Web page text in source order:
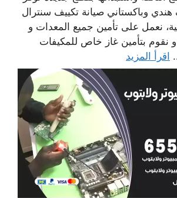
وباكستاني صيانة تكييف سنترال
نعمل على تأمين جميع المعدات و
و نقوم بتأمين غاز خاص للمكيفات
اقرأ المزيد